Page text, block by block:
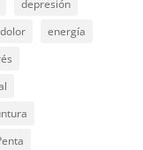
depresión
dolor
energía